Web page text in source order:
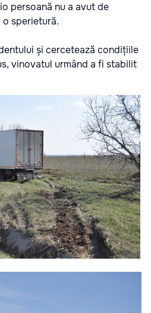
persoană nu a avut de
o sperietură.
și cercetează condițiile
vinovatul urmând a fi stabilit